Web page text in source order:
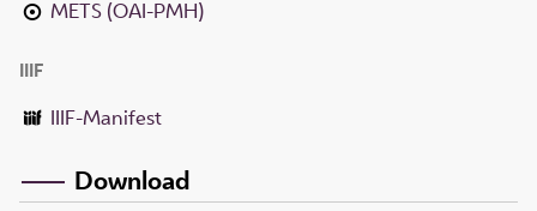
METS (OAI-PMH)
IIIF
IIIF-Manifest
Download